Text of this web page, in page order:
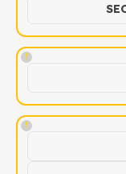
!
!